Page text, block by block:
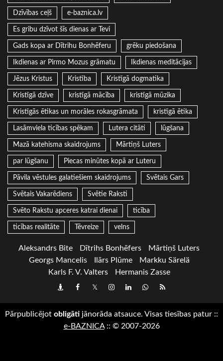
Dzīvības ceļš e-baznica.lv
Es gribu dzīvot šīs dienas ar Tevi
Gads kopa ar Dītrihu Bonhēferu grēku piedošana
Ikdienas ar Pirmo Mozus grāmatu Ikdienas meditācijas
Jēzus Kristus Kristība Kristīgā dogmatika
Kristīgā dzīve kristīgā mācība kristīgā mūzika
Kristīgās ētikas un morāles rokasgrāmata kristīgā ētika
Lasāmviela ticības spēkam Lutera citāti lūgšana
Mazā katehisma skaidrojums Mārtiņš Luters
par lūgšanu Piecas minūtes kopā ar Luteru
Pāvila vēstules galatiešiem skaidrojums Svētais Gars
Svētais Vakarēdiens Svētie Raksti
Svēto Rakstu apceres katrai dienai ticība
ticības realitāte Tēvreize velns
Aleksandrs Bite Dītrihs Bonhēfers
Mārtiņš Luters
Georgs Mancelis
Ilārs Plūme
Markku Särelä
Karls F. V. Valters
Hermanis Zasse
DraugiemFacebook
TwitterInstagram
LinkedInwhatsapp
RSS
Pārpublicējot obligāti jānorāda atsauce. Visas tiesības patur ::
e-BAZNICA:: © 2007-2026